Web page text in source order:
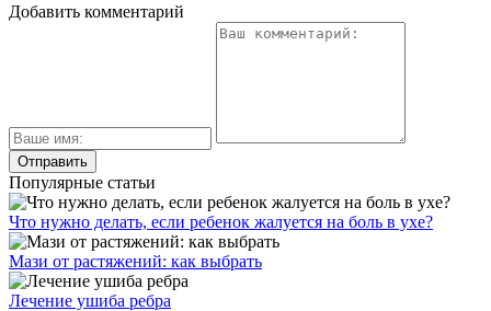
Добавить комментарий
Популярные статьи
Что нужно делать, если ребенок жалуется на боль в ухе?
Мази от растяжений: как выбрать
Лечение ушиба ребра